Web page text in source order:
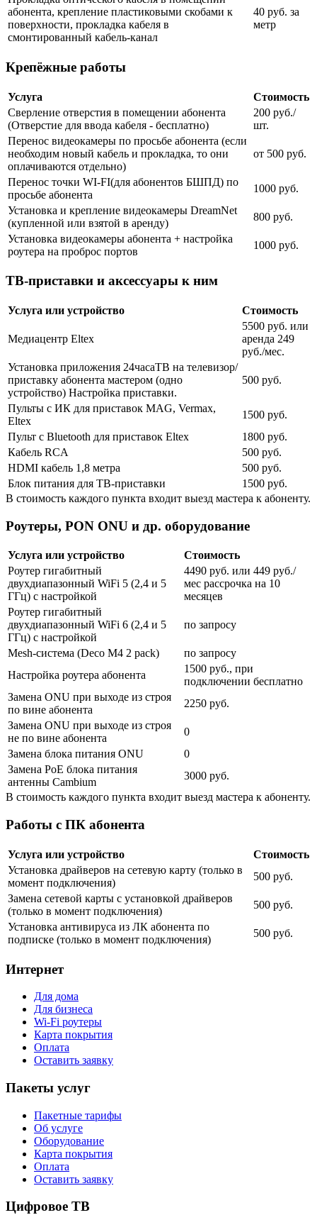
абонента, крепление пластиковыми скобами к
поверхности, прокладка кабеля в
смонтированный кабель-канал
40 руб. за
метр
Крепёжные работы
Услуга
Стоимость
Сверление отверстия в помещении абонента
(Отверстие для ввода кабеля - бесплатно)
200 руб./
шт.
Перенос видеокамеры по просьбе абонента (если
необходим новый кабель и прокладка, то они
оплачиваются отдельно)
от 500 руб.
Перенос точки WI-FI(для абонентов БШПД) по
просьбе абонента
1000 руб.
Установка и крепление видеокамеры DreamNet
(купленной или взятой в аренду)
800 руб.
Установка видеокамеры абонента + настройка
роутера на проброс портов
1000 руб.
ТВ-приставки и аксессуары к ним
Услуга или устройство Стоимость
Медиацентр Eltex
5500 руб. или
аренда 249
руб./мес.
Установка приложения 24часаТВ на телевизор/
приставку абонента мастером (одно
устройство) Настройка приставки.
500 руб.
Пульты с ИК для приставок MAG, Vermax,
Eltex
1500 руб.
Пульт с Bluetooth для приставок Eltex
1800 руб.
Кабель RCA
500 руб.
HDMI кабель 1,8 метра
500 руб.
Блок питания для ТВ-приставки
1500 руб.
В стоимость каждого пункта входит выезд мастера к абоненту.
Роутеры, PON ONU и др. оборудование
Услуга или устройство
Стоимость
Роутер гигабитный
двухдиапазонный WiFi 5 (2,4 и 5
ГГц) с настройкой
4490 руб. или 449 руб./
мес рассрочка на 10
месяцев
Роутер гигабитный
двухдиапазонный WiFi 6 (2,4 и 5
ГГц) с настройкой
по запросу
Mesh-система (Deco M4 2 pack)
по запросу
Настройка роутера абонента
1500 руб., при
подключении бесплатно
Замена ONU при выходе из строя
по вине абонента
2250 руб.
Замена ONU при выходе из строя
не по вине абонента
0
Замена блока питания ONU
0
Замена PoE блока питания
антенны Cambium
3000 руб.
В стоимость каждого пункта входит выезд мастера к абоненту.
Работы с ПК абонента
Услуга или устройство
Стоимость
Установка драйверов на сетевую карту (только в
момент подключения)
500 руб.
Замена сетевой карты с установкой драйверов
(только в момент подключения)
500 руб.
Установка антивируса из ЛК абонента по
подписке (только в момент подключения)
500 руб.
Интернет
Для дома
Для бизнеса
Wi-Fi роутеры
Карта покрытия
Оплата
Оставить заявку
Пакеты услуг
Пакетные тарифы
Об услуге
Оборудование
Карта покрытия
Оплата
Оставить заявку
Цифровое ТВ